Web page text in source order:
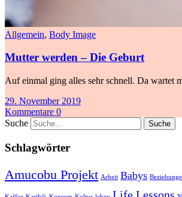
Allgemein, Body Image
Mutter werden – Die Geburt
Auf einmal ging alles sehr schnell. Da wartet
29. November 2019
Kommentare 0
Suche
Schlagwörter
Amucobu Projekt Arbeit Babys